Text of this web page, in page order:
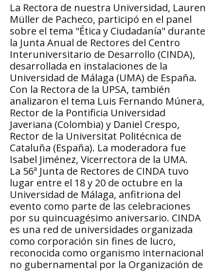
La Rectora de nuestra Universidad, Lauren
Müller de Pacheco, participó en el panel
sobre el tema "Ética y Ciudadanía" durante
la Junta Anual de Rectores del Centro
Interuniversitario de Desarrollo (CINDA),
desarrollada en instalaciones de la
Universidad de Málaga (UMA) de España.
Con la Rectora de la UPSA, también
analizaron el tema Luis Fernando Múnera,
Rector de la Pontificia Universidad
Javeriana (Colombia) y Daniel Crespo,
Rector de la Universitat Politécnica de
Cataluña (España). La moderadora fue
Isabel Jiménez, Vicerrectora de la UMA.
La 56ª Junta de Rectores de CINDA tuvo
lugar entre el 18 y 20 de octubre en la
Universidad de Málaga, anfitriona del
evento como parte de las celebraciones
por su quincuagésimo aniversario. CINDA
es una red de universidades organizada
como corporación sin fines de lucro,
reconocida como organismo internacional
no gubernamental por la Organización de